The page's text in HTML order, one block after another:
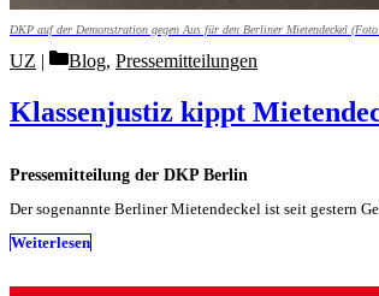
DKP auf der Demonstration gegen Aus für den Berliner Mietendeckel
Pressemitteilung der DKP Berlin
Klassenjustiz kippt
UZ Categories
Blog, Pressemitteilungen
Der sogenannte Berliner Mietendeckel ist seit gestern
Weiterlesen